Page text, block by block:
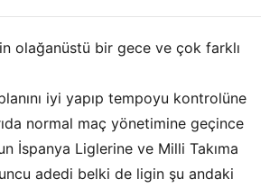
olağanüstü bir gece ve çok farklı
iyi yapıp tempoyu kontrolüne
normal maç yönetimine geçince
İspanya Liglerine ve Milli Takıma
adedi belki de ligin şu andaki